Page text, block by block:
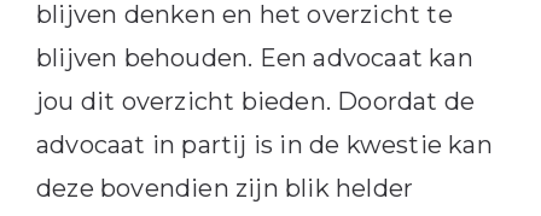
blijven denken en het overzicht te
blijven behouden. Een advocaat kan
jou dit overzicht bieden. Doordat de
advocaat in partij is in de kwestie kan
deze bovendien zijn blik helder